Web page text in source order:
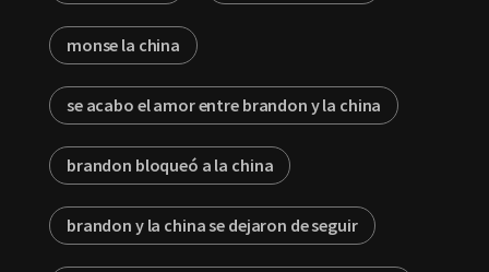
monse la china
se acabo el amor entre brandon y la china
brandon bloqueó a la china
brandon y la china se dejaron de seguir